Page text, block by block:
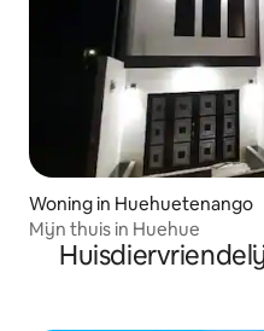
Woning in Huehuetenango
Mijn thuis in Huehue